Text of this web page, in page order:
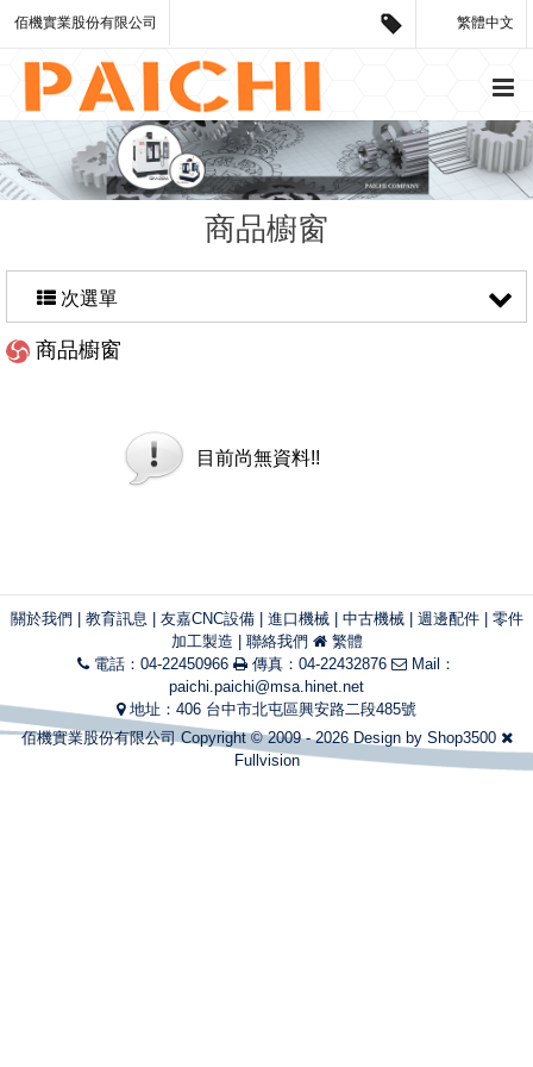
繁體中文
佰機實業股份有限公司
商品櫥窗
次選單
商品櫥窗
目前尚無資料!!
關於我們 教育訊息 友嘉CNC設備| 進口機械| 中古機械| 週邊配件| 零件
加工製造
聯絡我們
繁體
電話：04-22450966
傳真：04-22432876
Mail：
paichi.paichi@msa.hinet.net
地址：406 台中市北屯區興安路二段485號
佰機實業股份有限公司 Copyright © 2009 - 2026 Design by Shop3500
Fullvision